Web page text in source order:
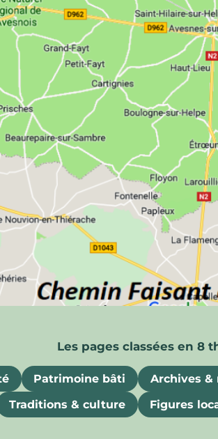
Patrimoine bâti Archives &
Traditions & culture
Figures